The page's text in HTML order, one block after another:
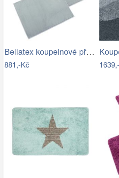
Bellatex koupelnové předložky BANYGOLD…
881,-Kč